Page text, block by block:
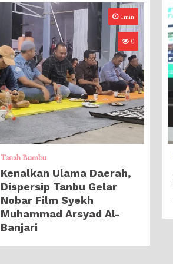
1min
0
Tanah Bumbu
Kenalkan Ulama Daerah,
Dispersip Tanbu Gelar
Nobar Film Syekh
Muhammad Arsyad Al-
Banjari